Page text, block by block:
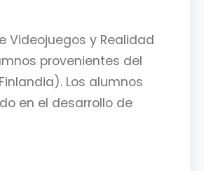
Videojuegos y Realidad
provenientes del
Los alumnos
en el desarrollo de